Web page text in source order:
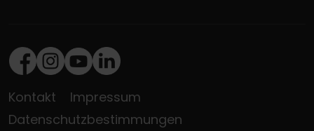
Facebook
Instagram
Youtube
LinkedIn
Kontakt
Impressum
Datenschutzbestimmungen